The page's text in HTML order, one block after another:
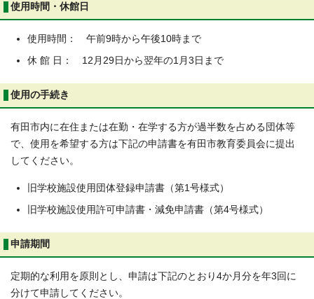
使用時間・休館日
使用時間： 午前9時から午後10時まで
休 館 日： 12月29日から翌年の1月3日まで
使用の手続き
有田市内に在住または在勤・在学する方が過半数を占める団体等
で、使用を希望する方は下記の申請書を有田市教育委員会に提出
してください。
旧学校施設使用団体登録申請書（第1号様式）
旧学校施設使用許可申請書・減免申請書（第4号様式）
申請期間
定期的な利用を原則とし、申請は下記のとおり4か月分を年3回に
分けて申請してください。